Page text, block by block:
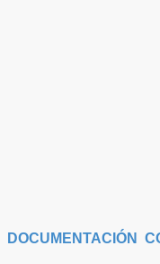
DOCUMENTACIÓN